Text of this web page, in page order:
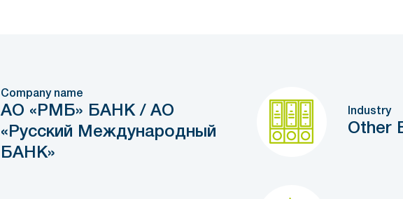
Company name
АО «РМБ» БАНК / АО
«Русский Международный
БАНК»
Industry
Other